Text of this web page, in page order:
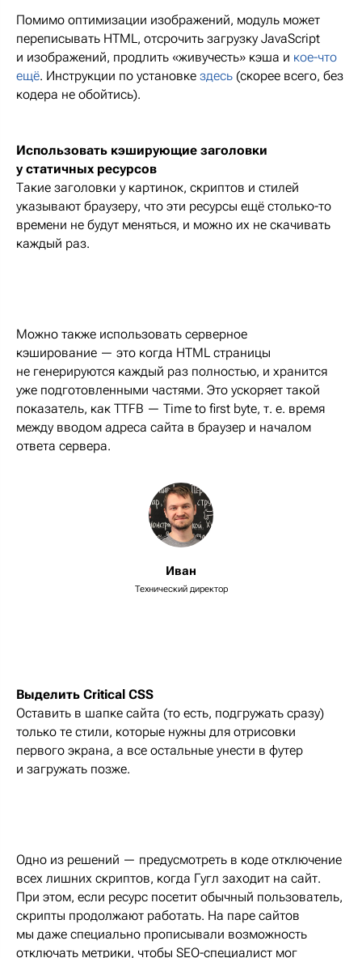
Помимо оптимизации изображений, модуль может
переписывать HTML, отсрочить загрузку JavaScript
и изображений, продлить «живучесть» кэша и кое-что
ещё. Инструкции по установке здесь (скорее всего, без
кодера не обойтись).
Использовать кэширующие заголовки
у статичных ресурсов
Такие заголовки у картинок, скриптов и стилей
указывают браузеру, что эти ресурсы ещё столько-то
времени не будут меняться, и можно их не скачивать
каждый раз.
Можно также использовать серверное
кэширование — это когда HTML страницы
не генерируются каждый раз полностью, и хранится
уже подготовленными частями. Это ускоряет такой
показатель, как TTFB — Time to first byte, т. е. время
между вводом адреса сайта в браузер и началом
ответа сервера.
Иван
Технический директор
Выделить Critical CSS
Оставить в шапке сайта (то есть, подгружать сразу)
только те стили, которые нужны для отрисовки
первого экрана, а все остальные унести в футер
и загружать позже.
Одно из решений — предусмотреть в коде отключение
всех лишних скриптов, когда Гугл заходит на сайт.
При этом, если ресурс посетит обычный пользователь,
скрипты продолжают работать. На паре сайтов
мы даже специально прописывали возможность
отключать метрики, чтобы SEO-специалист мог